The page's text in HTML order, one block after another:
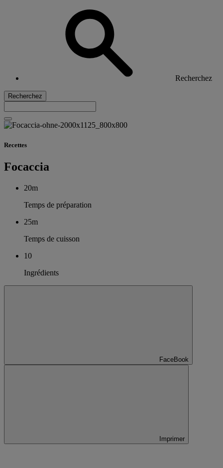
Recherchez
Recherchez
Recettes
Focaccia
20m
Temps de préparation
25m
Temps de cuisson
10
Ingrédients
FaceBook
Imprimer